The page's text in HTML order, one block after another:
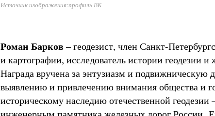
Источник изображения:профиль ВК
Роман Барков– геодезист, член Санкт-
и картографии, исследователь истории геодезии
Награда вручена за энтузиазм и подвижническую
выявлению и привлечению внимания общества и
историческому наследию отечественной геодезии